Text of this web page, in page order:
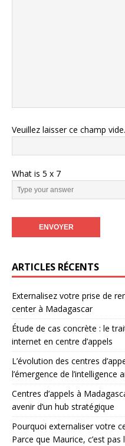
Veuillez laisser ce champ vide.
What is 5 x 7
ARTICLES RÉCENTS
Externalisez votre prise de
center à Madagascar
Étude de cas concrète : le
internet en centre d’appels
L’évolution des centres
l’émergence de l’intelligence
Centres d’appels à
avenir d’un hub stratégique
Pourquoi externaliser votre
Parce que Maurice, c’est